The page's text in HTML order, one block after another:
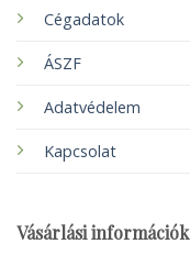
Cégadatok
ÁSZF
Adatvédelem
Kapcsolat
Vásárlási információk